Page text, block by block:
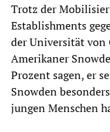
Trotz der
Establishments
der Universität von
Amerikaner
Prozent sagen, er
Snowden
jungen Menschen